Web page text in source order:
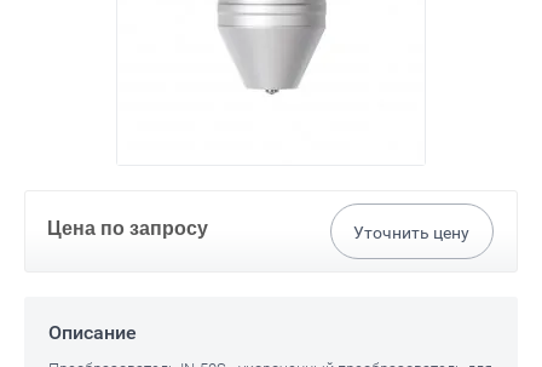
Цена по запросу Уточнить цену
Описание